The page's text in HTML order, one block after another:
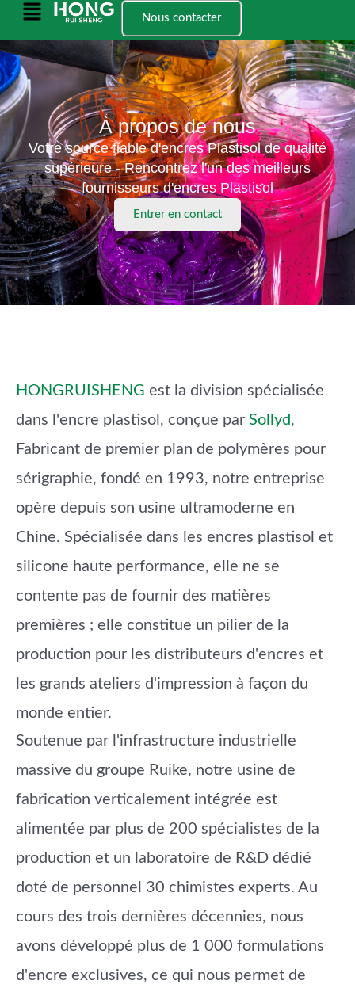
content
Menu
principal
Nous contacter
À propos de nous
Votre source fiable d'encres Plastisol de qualité
supérieure - Rencontrez l'un des meilleurs
fournisseurs d'encres Plastisol
Entrer en contact
HONGRUISHENG est la division spécialisée
dans l'encre plastisol, conçue par Sollyd,
Fabricant de premier plan de polymères pour
sérigraphie, fondé en 1993, notre entreprise
opère depuis son usine ultramoderne en
Chine. Spécialisée dans les encres plastisol et
silicone haute performance, elle ne se
contente pas de fournir des matières
premières ; elle constitue un pilier de la
production pour les distributeurs d'encres et
les grands ateliers d'impression à façon du
monde entier.
Soutenue par l'infrastructure industrielle
massive du groupe Ruike, notre usine de
fabrication verticalement intégrée est
alimentée par plus de 200 spécialistes de la
production et un laboratoire de R&D dédié
doté de personnel 30 chimistes experts. Au
cours des trois dernières décennies, nous
avons développé plus de 1 000 formulations
d'encre exclusives, ce qui nous permet de